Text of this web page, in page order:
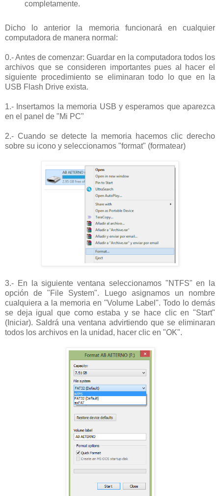
completamente.
Dicho lo anterior la memoria funcionará en cualquier
computadora de manera normal:
0.- Antes de comenzar: Guardar en la computadora todos los
archivos que se consideren importantes pues al hacer el
siguiente procedimiento se eliminaran todo lo que en la
USB Flash Drive exista.
1.- Insertamos la memoria USB y esperamos que aparezca
en el panel de "Mi PC"
2.- Cuando se detecte la memoria hacemos clic derecho
sobre su icono y seleccionamos "format" (formatear)
3.- En la siguiente ventana seleccionamos "NTFS" en la
opción de "File System". Luego asignamos un nombre
cualquiera a la memoria en "Volume Label". Todo lo demás
se deja igual que como estaba y se hace clic en "Start"
(Iniciar). Saldrá una ventana advirtiendo que se eliminaran
todos los archivos en la unidad, hacer clic en "OK".